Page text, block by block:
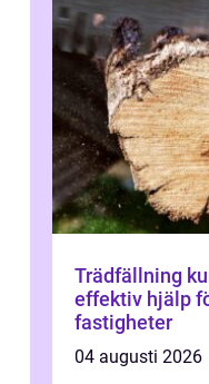
Trädfällning
effektiv hjälp
fastigheter
04 augusti 2026